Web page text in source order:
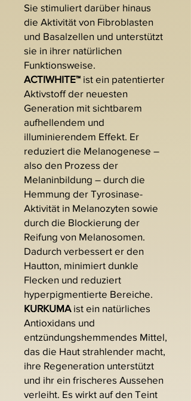
Sie stimuliert darüber hinaus
die Aktivität von Fibroblasten
und Basalzellen und unterstützt
sie in ihrer natürlichen
Funktionsweise.
ACTIWHITE™ ist ein patentierter
Aktivstoff der neuesten
Generation mit sichtbarem
aufhellendem und
illuminierendem Effekt. Er
reduziert die Melanogenese –
also den Prozess der
Melaninbildung – durch die
Hemmung der Tyrosinase-
Aktivität in Melanozyten sowie
durch die Blockierung der
Reifung von Melanosomen.
Dadurch verbessert er den
Hautton, minimiert dunkle
Flecken und reduziert
hyperpigmentierte Bereiche.
KURKUMAist ein natürliches
Antioxidans und
entzündungshemmendes Mittel,
das die Haut strahlender macht,
ihre Regeneration unterstützt
und ihr ein frischeres Aussehen
verleiht. Es wirkt auf den Teint